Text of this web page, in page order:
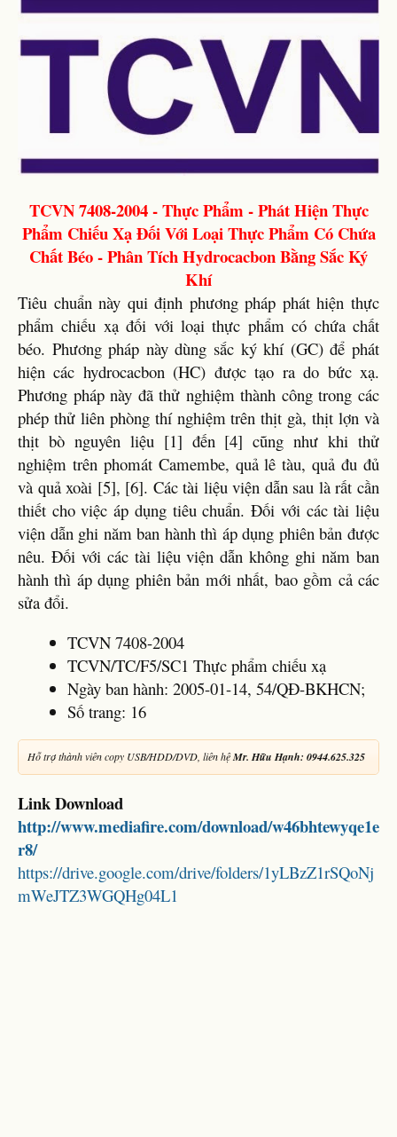
TCVN 7408-2004 - Thực Phẩm - Phát Hiện Thực
Phẩm Chiếu Xạ Đối Với Loại Thực Phẩm Có Chứa
Chất Béo - Phân Tích Hydrocacbon Bằng Sắc Ký
Khí
Tiêu chuẩn này qui định phương pháp phát hiện thực
phẩm chiếu xạ đối với loại thực phẩm có chứa chất
béo. Phương pháp này dùng sắc ký khí (GC) để phát
hiện các hydrocacbon (HC) được tạo ra do bức xạ.
Phương pháp này đã thử nghiệm thành công trong các
phép thử liên phòng thí nghiệm trên thịt gà, thịt lợn và
thịt bò nguyên liệu [1] đến [4] cũng như khi thử
nghiệm trên phomát Camembe, quả lê tàu, quả đu đủ
và quả xoài [5], [6]. Các tài liệu viện dẫn sau là rất cần
thiết cho việc áp dụng tiêu chuẩn. Đối với các tài liệu
viện dẫn ghi năm ban hành thì áp dụng phiên bản được
nêu. Đối với các tài liệu viện dẫn không ghi năm ban
hành thì áp dụng phiên bản mới nhất, bao gồm cả các
sửa đổi.
TCVN 7408-2004
TCVN/TC/F5/SC1 Thực phẩm chiếu xạ
Ngày ban hành: 2005-01-14, 54/QĐ-BKHCN;
Số trang: 16
Hỗ trợ thành viên copy USB/HDD/DVD, liên hệMr. Hữu Hạnh: 0944.625.325
Link Download
http://www.mediafire.com/download/w46bhtewyqe1e
r8/
https://drive.google.com/drive/folders/1yLBzZ1rSQoNj
mWeJTZ3WGQHg04L1